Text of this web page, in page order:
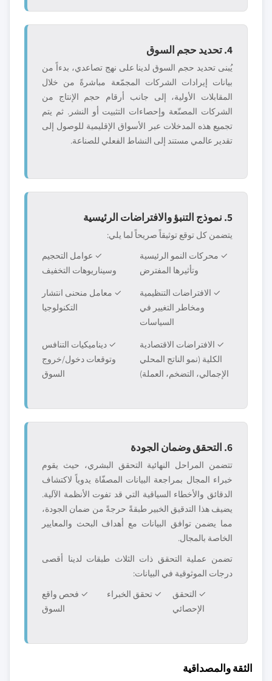
4. تحديد حجم السوق
يُبنى تحديد حجم السوق لدينا على نهج تصاعدي، بدءاً من
بيانات إيرادات الشركات المجمّعة مباشرةً من خلال
المقابلات الأولية، إلى جانب أرقام حجم الإنتاج من
الشركات المصنّعة وإحصاءات التثبيت أو النشر. ثم يتم
تجميع هذه المدخلات عبر الأسواق الإقليمية للوصول إلى
تقدير عالمي مستند إلى النشاط الفعلي للصناعة.
5. نموذج التنبؤ والافتراضات الرئيسية
يتضمن كل توقع توثيقاً صريحاً لما يلي:
✓ محركات النمو الرئيسية
وتأثيرها المفترض
✓ عوامل التحجيم
وسيناريوهات التخفيف
✓ الافتراضات التنظيمية
ومخاطر التغيير في
السياسات
✓ معامل منحنى انتشار
التكنولوجيا
✓ الافتراضات الاقتصادية
الكلية (نمو الناتج المحلي
الإجمالي، التضخم، العملة)
✓ ديناميكيات التنافس
وتوقعات دخول/خروج
السوق
6. التحقق وضمان الجودة
تتضمن المراحل النهائية التحقق البشري، حيث يقوم
خبراء المجال بمراجعة البيانات المصفّاة يدوياً لاكتشاف
الدقائق والأخطاء السياقية التي قد تفوت الأنظمة الآلية.
يضيف هذا التدقيق الخبير طبقةً حرجةً من ضمان الجودة،
مما يضمن توافق البيانات مع أهداف البحث والمعايير
الخاصة بالمجال.
تضمن عملية التحقق ذات الثلاث طبقات لدينا أقصى
درجات الموثوقية في البيانات:
✓ التحقق
الإحصائي
✓ تحقق الخبراء
✓ فحص واقع
السوق
الثقة والمصداقية